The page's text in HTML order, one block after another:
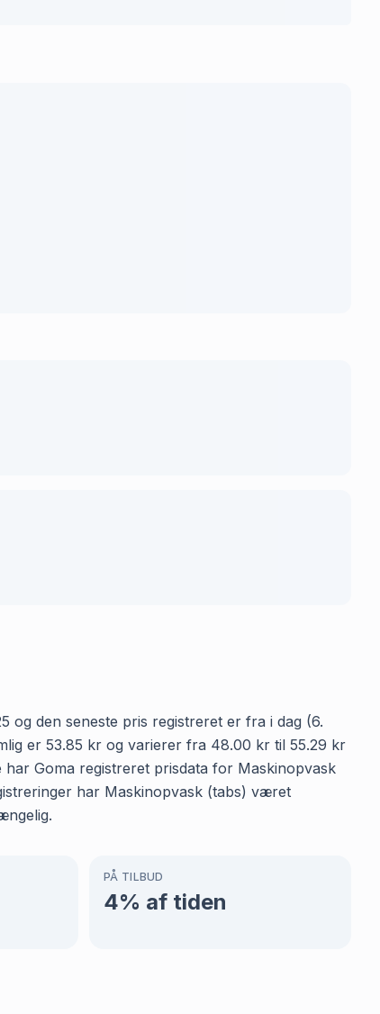
og den seneste pris registreret er fra i dag (6.
er 53.85 kr og varierer fra 48.00 kr til 55.29 kr
Goma registreret prisdata for Maskinopvask
har Maskinopvask (tabs) været
PÅ TILBUD
4% af tiden